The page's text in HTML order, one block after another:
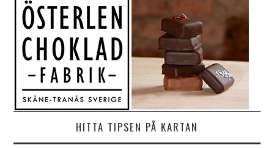
HITTA TIPSEN PÅ KARTAN